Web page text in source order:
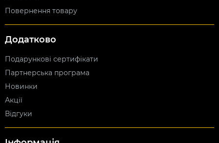
Повернення товару
Додатково
Подарункові сертифікати
Партнерська програма
Новинки
Акції
Відгуки